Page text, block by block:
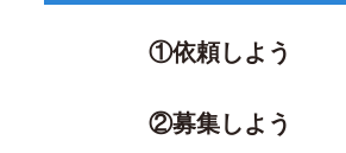
①依頼しよう
②募集しよう